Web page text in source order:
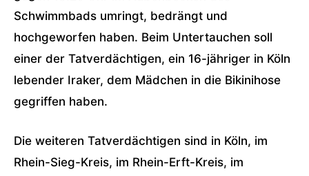
Schwimmbads umringt, bedrängt und
hochgeworfen haben. Beim Untertauchen soll
einer der Tatverdächtigen, ein 16-jähriger in Köln
lebender Iraker, dem Mädchen in die Bikinihose
gegriffen haben.
Die weiteren Tatverdächtigen sind in Köln, im
Rhein-Sieg-Kreis, im Rhein-Erft-Kreis, im